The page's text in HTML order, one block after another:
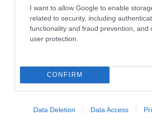
I want to allow Google to enable
related to security, including
functionality and fraud prevention, and
user protection.
CONFIRM
Data Deletion Data Access
A RUHA, AMELY TÚLÉLTE A
2026-06-29
EGY
2026-06-23